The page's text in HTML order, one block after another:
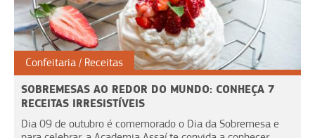
Confeitaria Receitas
SOBREMESAS AO REDOR DO MUNDO: CONHEÇA 7
RECEITAS IRRESISTÍVEIS
Dia 09 de outubro é comemorado o Dia da Sobremesa e